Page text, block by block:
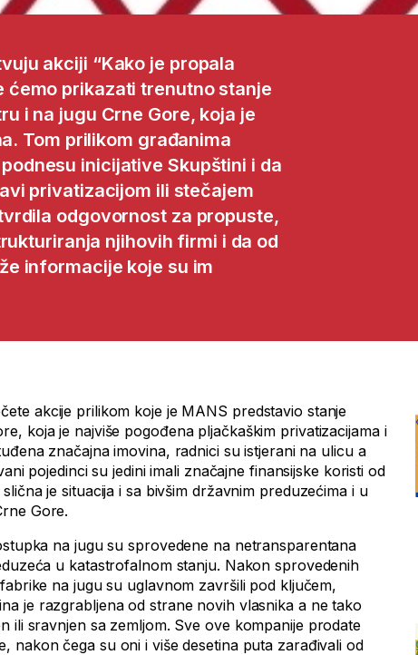
akciji “Kako je propala
ćemo prikazati trenutno stanje
i na jugu Crne Gore, koja je
Tom prilikom građanima
inicijative Skupštini i da
privatizacijom ili stečajem
odgovornost za propuste,
njihovih firmi i da od
informacije koje su im
akcije prilikom koje je MANS predstavio stanje
koja je najviše pogođena pljačkaškim privatizacijama i
značajna imovina, radnici su istjerani na ulicu a
pojedinci su jedini imali značajne finansijske koristi od
je situacija i sa bivšim državnim preduzećima i u
Gore.
na jugu su sprovedene na netransparentana
u katastrofalnom stanju. Nakon sprovedenih
na jugu su uglavnom završili pod ključem,
je razgrabljena od strane novih vlasnika a ne tako
ili sravnjen sa zemljom. Sve ove kompanije prodate
nakon čega su oni i više desetina puta zarađivali od